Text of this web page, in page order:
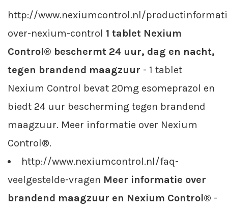
http://www.nexiumcontrol.nl/
over-nexium-control 1 tablet Nexium
Control® beschermt 24 uur, dag en nacht,
tegen brandend maagzuur - 1 tablet
Nexium Control bevat 20mg esomeprazol en
biedt 24 uur bescherming tegen brandend
maagzuur. Meer informatie over Nexium
Control®.
http://www.nexiumcontrol.nl/faq-
veelgestelde-vragen Meer informatie over
brandend maagzuur en Nexium Control® -